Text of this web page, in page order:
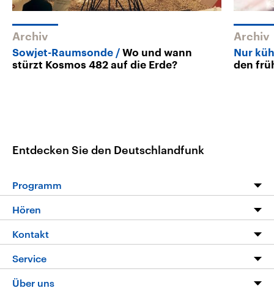
Archiv
Sowjet-Raumsonde
Wo und wann
stürzt Kosmos 482 auf die Erde?
Archiv
Nur
den
Entdecken Sie den Deutschlandfunk
Programm
Programm
Die Nachrichten
Nachrichtenleicht
Neue Beiträge auf dlf.de
Hören
Livestream
Podcasts
Kontakt
Hörerservice
Service
FAQ
Über uns